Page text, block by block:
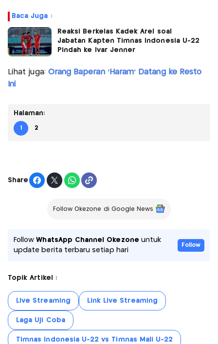
Baca Juga :
Reaksi Berkelas Kadek Arel soal
Jabatan Kapten Timnas Indonesia U-22
Pindah ke Ivar Jenner
Lihat juga: Orang Baperan 'Haram' Datang ke Resto
Ini
Halaman:
1 2
Share
Follow Okezone di Google News
FollowWhatsApp Channel Okezone untuk
update berita terbaru setiap hari
Follow
Topik Artikel :
Live Streaming Link Live Streaming
Laga Uji Coba
Timnas Indonesia U-22 vs Timnas Mali U-22